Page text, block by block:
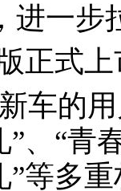
进一步
车的
、“青
”等多